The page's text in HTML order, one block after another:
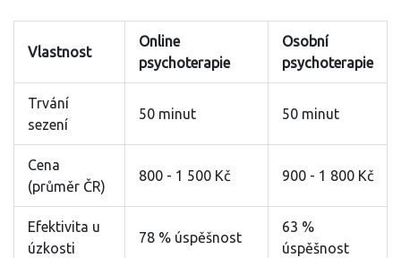
Vlastnost
Online
psychoterapie
Osobní
psychoterapie
Trvání
sezení
50 minut 50 minut
Cena
(průměr ČR)
800 - 1 500 Kč 900 - 1 800 Kč
Efektivita u
úzkosti
78 % úspěšnost
63 %
úspěšnost